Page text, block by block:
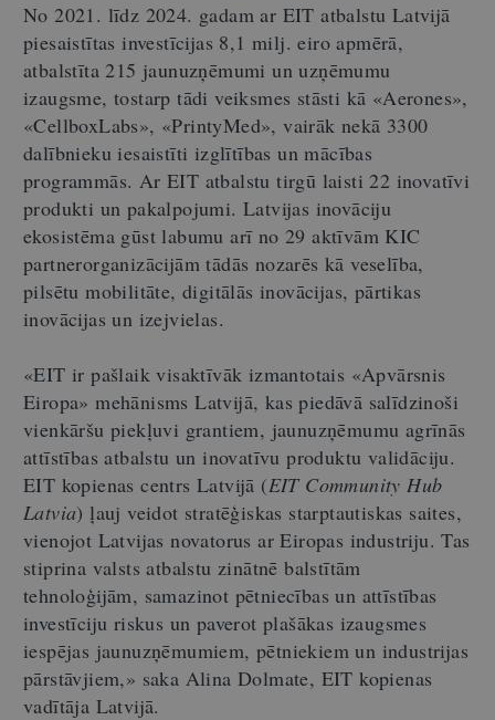
No 2021. līdz 2024. gadam ar EIT atbalstu Latvijā
piesaistītas investīcijas 8,1 milj. eiro apmērā,
atbalstīta 215 jaunuzņēmumi un uzņēmumu
izaugsme, tostarp tādi veiksmes stāsti kā «Aerones»,
«CellboxLabs», «PrintyMed», vairāk nekā 3300
dalībnieku iesaistīti izglītības un mācības
programmās. Ar EIT atbalstu tirgū laisti 22 inovatīvi
produkti un pakalpojumi. Latvijas inovāciju
ekosistēma gūst labumu arī no 29 aktīvām KIC
partnerorganizācijām tādās nozarēs kā veselība,
pilsētu mobilitāte, digitālās inovācijas, pārtikas
inovācijas un izejvielas.
«EIT ir pašlaik visaktīvāk izmantotais «Apvārsnis
Eiropa» mehānisms Latvijā, kas piedāvā salīdzinoši
vienkāršu piekļuvi grantiem, jaunuzņēmumu agrīnās
attīstības atbalstu un inovatīvu produktu validāciju.
EIT kopienas centrs Latvijā (EIT Community Hub
Latvia) ļauj veidot stratēģiskas starptautiskas saites,
vienojot Latvijas novatorus ar Eiropas industriju. Tas
stiprina valsts atbalstu zinātnē balstītām
tehnoloģijām, samazinot pētniecības un attīstības
investīciju riskus un paverot plašākas izaugsmes
iespējas jaunuzņēmumiem, pētniekiem un industrijas
pārstāvjiem,» saka Alina Dolmate, EIT kopienas
vadītāja Latvijā.